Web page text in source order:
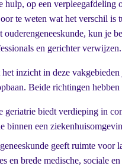
hulp, op een verpleegafdeling
te weten wat het verschil is
ouderengeneeskunde, kun je
en gerichter verwijzen.
het inzicht in deze
Beide richtingen hebben
geriatrie biedt verdieping in
binnen een
geeft ruimte voor
en brede medische, sociale